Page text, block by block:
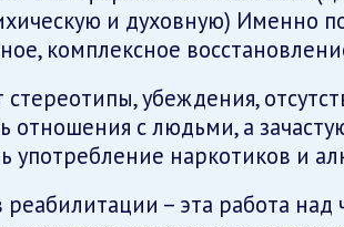
и духовную) Именно
комплексное
убеждения,
отношения с людьми, а
употребление наркотиков и
– эта работа над